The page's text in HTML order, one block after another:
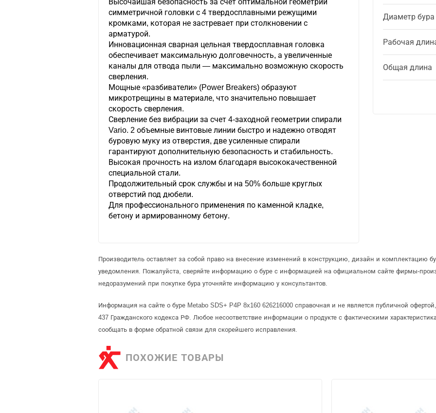
Диаметр бура
Рабочая
Общая длина
Высочайшая безопасность за счет оптимальной геометрии
симметричной головки с 4 твердосплавными режущими
кромками, которая не застревает при столкновении с
арматурой.
Инновационная сварная цельная твердосплавная головка
обеспечивает максимальную долговечность, а увеличенные
каналы для отвода пыли — максимально возможную скорость
сверления.
Мощные «разбиватели» (Power Breakers) образуют
микротрещины в материале, что значительно повышает
скорость сверления.
Сверление без вибрации за счет 4-заходной геометрии спирали
Vario. 2 объемные винтовые линии быстро и надежно отводят
буровую муку из отверстия, две усиленные спирали
гарантируют дополнительную безопасность и стабильность.
Высокая прочность на излом благодаря высококачественной
специальной стали.
Продолжительный срок службы и на 50% больше круглых
отверстий под дюбели.
Для профессионального применения по каменной кладке,
бетону и армированному бетону.
Производитель оставляет за собой право на внесение изменений в конструкцию, дизайн и комплектацию
уведомления. Пожалуйста, сверяйте информацию о буре с информацией на официальном сайте фирмы-
недоразумений при покупке бура уточняйте информацию у консультантов.
Информация на сайте о буре Metabo SDS+ P4P 8x160 626216000 справочная и не является публичной
437 Гражданского кодекса РФ. Любое несоответствие информации о продукте с фактическими
сообщать в форме обратной связи для скорейшего исправления.
ПОХОЖИЕ ТОВАРЫ